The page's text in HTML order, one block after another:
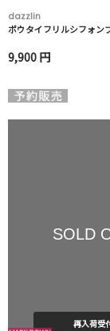
dazzlin
ボウタイフリルシフォン
9,900 円
SOLD
再入荷受